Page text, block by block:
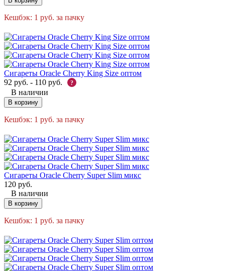
Кешбэк: 1 руб. за пачку
Сигареты Oracle Cherry King Size оптом
92 руб. - 110 руб. ?
В наличии
В корзину
Кешбэк: 1 руб. за пачку
Сигареты Oracle Cherry Super Slim микс
120 руб.
В наличии
В корзину
Кешбэк: 1 руб. за пачку